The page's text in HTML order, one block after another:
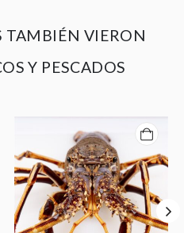
TAMBIÉN VIERON
Y PESCADOS